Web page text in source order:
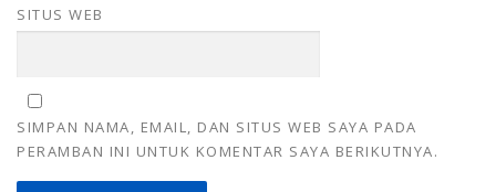
SITUS WEB
SIMPAN NAMA, EMAIL, DAN SITUS WEB SAYA PADA
PERAMBAN INI UNTUK KOMENTAR SAYA BERIKUTNYA.